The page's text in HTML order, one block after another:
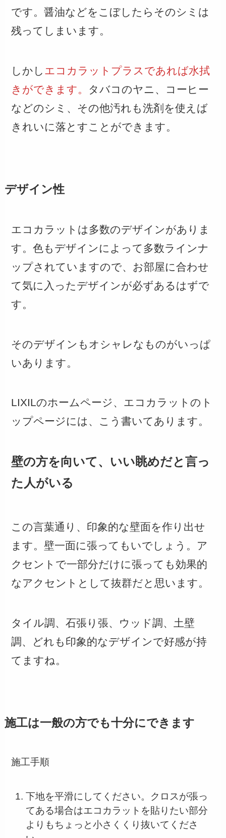
です。醤油などをこぼしたらそのシミは
残ってしまいます。
しかし エコカラットプラスであれば水拭
きができます。 タバコのヤニ、コーヒー
などのシミ、その他汚れも洗剤を使えば
きれいに落とすことができます。
デザイン性
エコカラットは多数のデザインがありま
す。色もデザインによって多数ラインナ
ップされていますので、お部屋に合わせ
て気に入ったデザインが必ずあるはずで
す。
そのデザインもオシャレなものがいっぱ
いあります。
LIXILのホームページ、エコカラットのト
ップページには、こう書いてあります。
壁の方を向いて、いい眺めだと言っ
た人がいる
この言葉通り、印象的な壁面を作り出せ
ます。壁一面に張ってもいでしょう。ア
クセントで一部分だけに張っても効果的
なアクセントとして抜群だと思います。
タイル調、石張り張、ウッド調、土壁
調、どれも印象的なデザインで好感が持
てますね。
施工は一般の方でも十分にできます
施工手順
下地を平滑にしてください。クロスが張っ
てある場合はエコカラットを貼りたい部分
よりもちょっと小さくくり抜いてくださ